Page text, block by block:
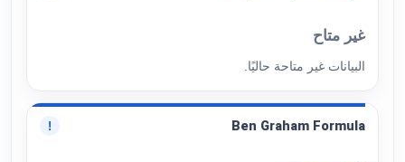
غير متاح
البيانات غير متاحة حاليًا.
Ben Graham Formula
!